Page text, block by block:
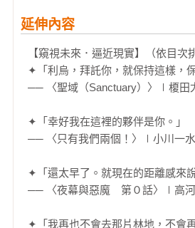
一道沉穩的聲音叫住了我。
「這雙鞋款不合西奧先生的腳，建
我扶著門轉過頭，雖然沒有人也就
「沒關係，我喜歡它的設計。」
害，您的右腳踝已經出現發炎反應
延伸內容
【窺視未來．逼近現實】（依目次
✦「利烏，拜託你，就保持這樣
── 〈聖域（Sanctuary）〉∣榎田
✦「幸好我在這裡的夥伴是你。」
── 〈只有我們兩個！〉∣小川一水
✦「還太早了。就現在的距離感來
── 〈夜幕與惡魔　第０話〉∣高
✦「我再也不會去那片林地，不會